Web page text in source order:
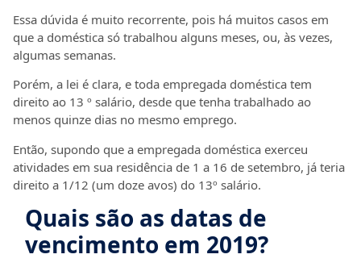
Essa dúvida é muito recorrente, pois há muitos casos em
que a doméstica só trabalhou alguns meses, ou, às vezes,
algumas semanas.
Porém, a lei é clara, e toda empregada doméstica tem
direito ao 13 º salário, desde que tenha trabalhado ao
menos quinze dias no mesmo emprego.
Então, supondo que a empregada doméstica exerceu
atividades em sua residência de 1 a 16 de setembro, já teria
direito a 1/12 (um doze avos) do 13º salário.
Quais são as datas de
vencimento em 2019?